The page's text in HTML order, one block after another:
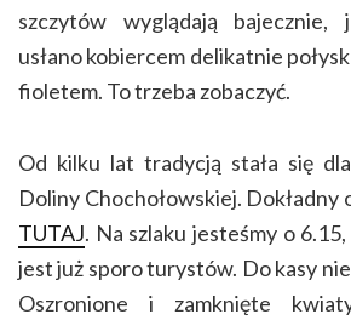
szczytów wyglądają bajecznie,
usłano kobiercem delikatnie
fioletem. To trzeba zobaczyć.
Od kilku lat tradycją stała się
Doliny Chochołowskiej. Dokładny
TUTAJ. Na szlaku jesteśmy o
jest już sporo turystów. Do kasy
Oszronione i zamknięte